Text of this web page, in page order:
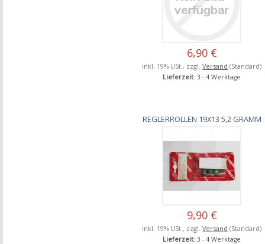
6,90 €
inkl. 19% USt., zzgl.Versand (Standard)
Lieferzeit: 3 - 4 Werktage
REGLERROLLEN 19X13 5,2 GRAMM
9,90 €
inkl. 19% USt., zzgl.Versand (Standard)
Lieferzeit: 3 - 4 Werktage